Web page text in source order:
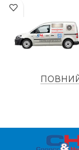
ПІДХОДИТЬ